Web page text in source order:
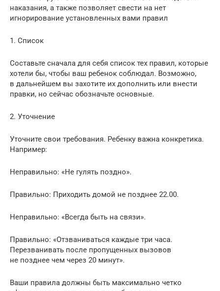
наказания, а также позволяет свести на нет
игнорирование установленных вами правил
1. Список
Составьте сначала для себя список тех правил, которые
хотели бы, чтобы ваш ребенок соблюдал. Возможно,
в дальнейшем вы захотите их дополнить или внести
правки, но сейчас обозначьте основные.
2. Уточнение
Уточните свои требования. Ребенку важна конкретика.
Например:
Неправильно: «Не гулять поздно».
Правильно: Приходить домой не позднее 22.00.
Неправильно: «Всегда быть на связи».
Правильно: «Отзваниваться каждые три часа.
Перезванивать после пропущенных вызовов
не позднее чем через 20 минут».
Ваши правила должны быть максимально четко